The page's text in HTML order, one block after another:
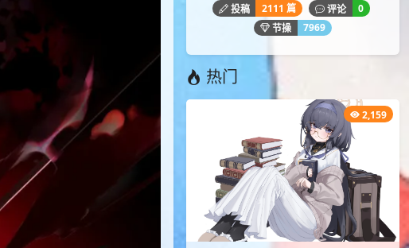
投稿 2111 篇 评论
0
节操
7969
热门
2,159